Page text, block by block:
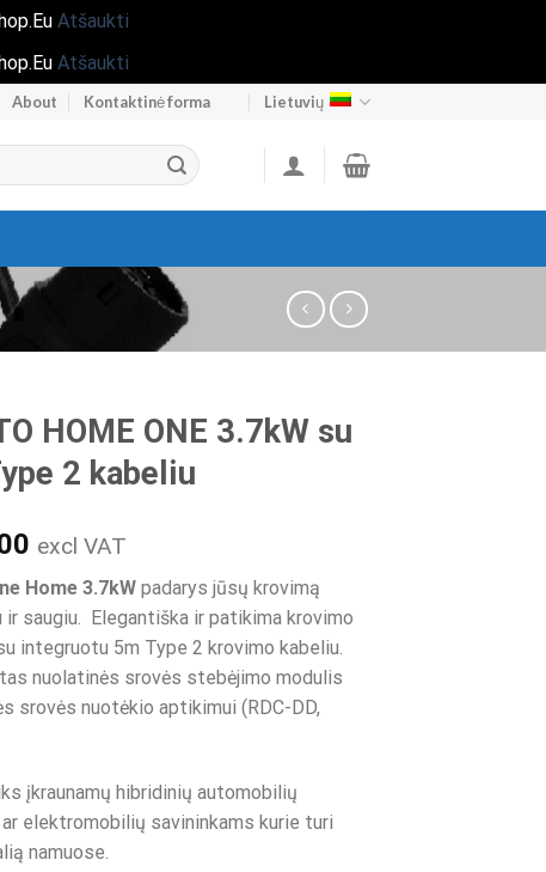
Atšaukti
Atšaukti
About Kontaktinė forma Lietuvių
HOME ONE 3.7kW su
2 kabeliu
excl VAT
Home 3.7kW padarys jūsų krovimą
ir saugiu. Elegantiška ir patikima krovimo
integruotu 5m Type 2 krovimo kabeliu.
nuolatinės srovės stebėjimo modulis
srovės nuotėkio aptikimui (RDC-DD,
įkraunamų hibridinių automobilių
ar elektromobilių savininkams kurie turi
namuose.